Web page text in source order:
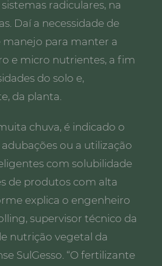
radiculares, na
Daí a necessidade de
para manter a
e micro nutrientes, a fim
do solo e,
da planta.
chuva, é indicado o
ou a utilização
com solubilidade
de produtos com alta
explica o engenheiro
supervisor técnico da
nutrição vegetal da
SulGesso. “O fertilizante